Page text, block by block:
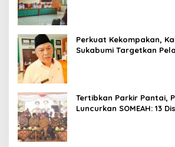
Perkuat Kekompakan,
Sukabumi Targetkan
Tertibkan Parkir Pantai,
Luncurkan SOMEAH: 13